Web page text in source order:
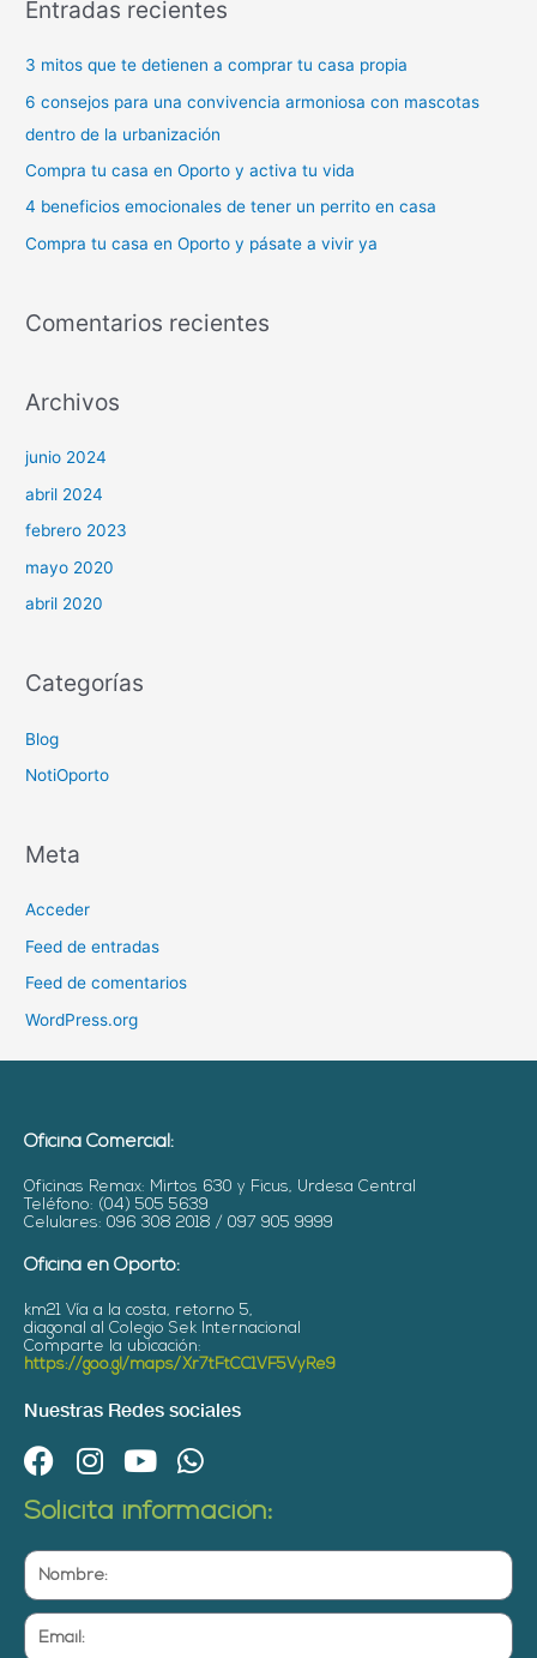
c
p
o
r
:
Entradas recientes
3 mitos que te detienen a comprar tu casa propia
6 consejos para una convivencia armoniosa con mascotas
dentro de la urbanización
Compra tu casa en Oporto y activa tu vida
4 beneficios emocionales de tener un perrito en casa
Compra tu casa en Oporto y pásate a vivir ya
Comentarios recientes
Archivos
junio 2024
abril 2024
febrero 2023
mayo 2020
abril 2020
Categorías
Blog
NotiOporto
Meta
Acceder
Feed de entradas
Feed de comentarios
WordPress.org
Oficina Comercial:
Oficinas Remax: Mirtos 630 y Ficus, Urdesa Central
Teléfono: (04) 505 5639
Celulares: 096 308 2018 / 097 905 9999
Oficina en Oporto:
km21 Vía a la costa, retorno 5,
diagonal al Colegio Sek Internacional
Comparte la ubicación:
https://goo.gl/maps/Xr7tFtCC1VF5VyRe9
Nuestras Redes sociales
F
c
e
b
o
o
I
s
t
a
g
Y
u
t
b
W
a
t
a
Solicita información:
Nombre:
Email: